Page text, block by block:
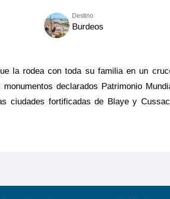
Destino
Burdeos
la rodea con toda su familia en un
declarados Patrimonio
ciudades fortificadas de Blaye y